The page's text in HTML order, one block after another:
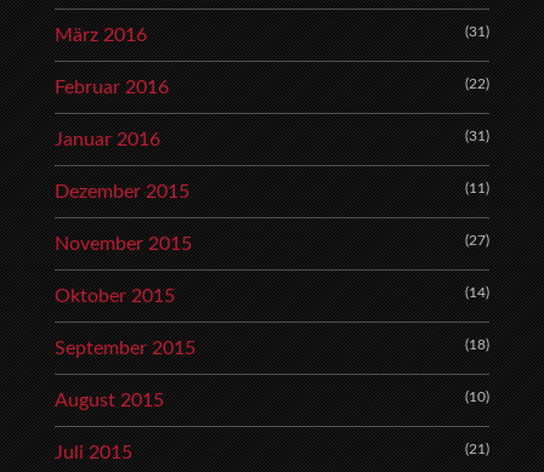
März 2016 (31)
Februar 2016 (22)
Januar 2016 (31)
Dezember 2015 (11)
November 2015 (27)
Oktober 2015 (14)
September 2015 (18)
August 2015 (10)
Juli 2015 (21)